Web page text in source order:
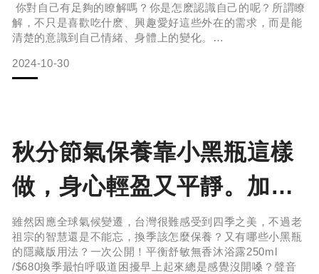
你對自己有足夠的瞭解嗎？你是怎麽認識自己的呢？所謂瞭
解，不只是喜歡吃什麽、興趣愛好這些外在的需求，而是能
清楚的意識到自己情緒、身體上的變化。
在忙碌的生活中能夠獨立做到【自我覺察】實屬不易，所有
的情緒與身體的變化都息息相關，如果無法及時察覺自身的
天然精油植萃能量，帶領我們靜下心探索自身；讓它成爲我
們的身體掃描器，藉助芳療能量仔細聆聽身體想要傳達的訊
息。
2024-10-30
秋分節氣保養靠小黑瓶這樣
做，身心輕盈又平靜。加碼
MBTI16型人格的保養守
則，記得要收藏！
雖然因應全球氣候變遷，台灣很難感受到四季之美，不過老
祖宗的智慧還是不能忘，換季該怎麼保養？又有哪些小黑瓶
的隱藏版用法？一次公開！平衡舒敏無香沐浴露250ml
/$680換季最怕呼吸道困擾早上起來總是感覺沒開嗓？聲音